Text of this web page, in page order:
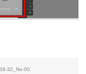
32_No-00